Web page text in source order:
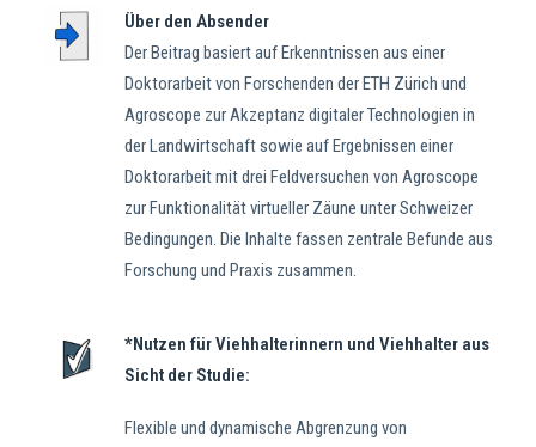
Über den Absender
Der Beitrag basiert auf Erkenntnissen aus einer
Doktorarbeit von Forschenden der ETH Zürich und
Agroscope zur Akzeptanz digitaler Technologien in
der Landwirtschaft sowie auf Ergebnissen einer
Doktorarbeit mit drei Feldversuchen von Agroscope
zur Funktionalität virtueller Zäune unter Schweizer
Bedingungen. Die Inhalte fassen zentrale Befunde aus
Forschung und Praxis zusammen.
*Nutzen für Viehhalterinnern und Viehhalter aus
Sicht der Studie:
Flexible und dynamische Abgrenzung von